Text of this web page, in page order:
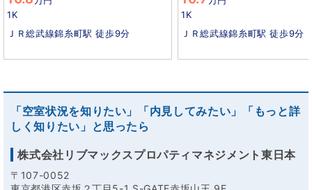
1K
ＪＲ総武線錦糸町駅 徒歩9分
1K
ＪＲ総武線錦糸町駅 徒歩9分
「空室状況を知りたい」「内見してみたい」「もっと詳
しく知りたい」と思ったら
株式会社リブマックスプロパティマネジメント東日本
〒107-0052